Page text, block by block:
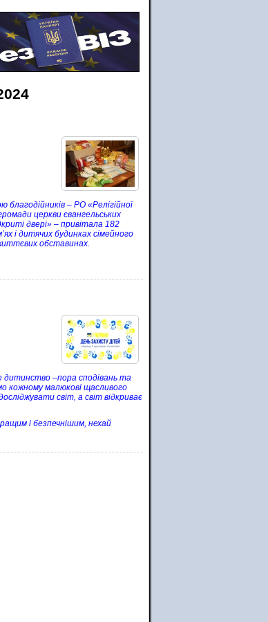
– РО «Релігійної
церкви євангельських
двері» – привітала 182
і дитячих будинках сімейного
обставинах.
дитинство –пора сподівань та
кожному малюкові щасливого
світ, а світ відкриває
і безпечнішим, нехай